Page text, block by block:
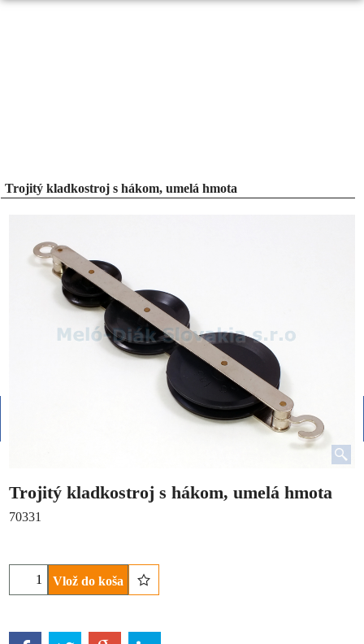
Trojitý kladkostroj s hákom, umelá hmota
Trojitý kladkostroj s hákom, umelá hmota
70331
Vlož do koša